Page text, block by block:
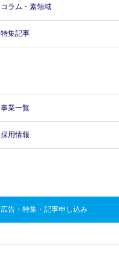
コラム・素領域
特集記事
事業一覧
採用情報
広告・特集・記事申し込み